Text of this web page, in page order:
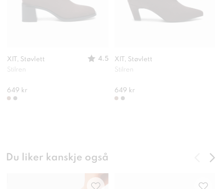
XIT, Støvlett
4.5
Stilren
649 kr
XIT, Støvlett
Stilren
649 kr
Du liker kanskje også